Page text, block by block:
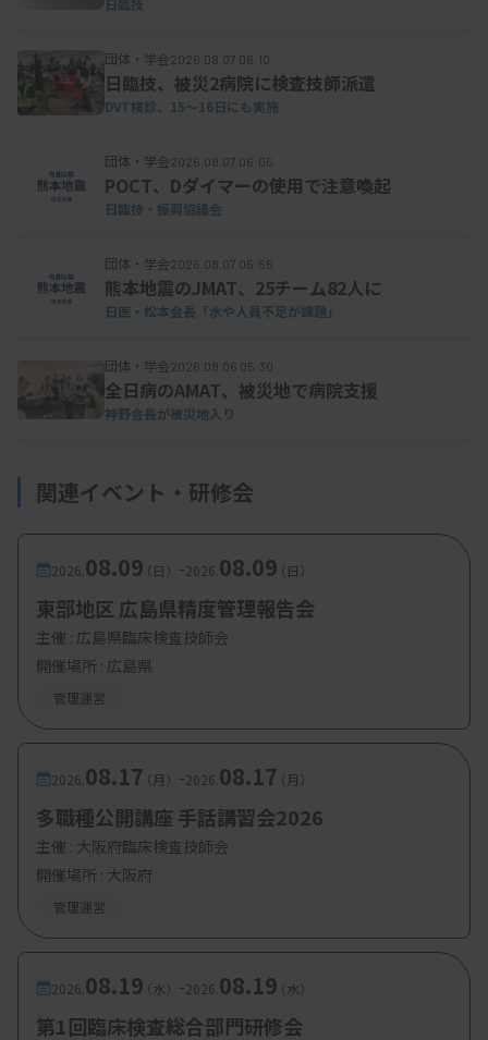
夜勤帯の実働時間も日勤業務と変わらない程度
とんど休息できる程度（1時間程度）から選んでも
らう。他の検査技師にヘルプ（電話対応や出勤を伴
フト表のどのくらい先まで作成し周知しているか、
時間外の当番勤務の免除者ルールの有無なども聞き
過勤務時間が多い人（月45時間以上）がいるかどう
かや、超過勤務時間の量に偏り、サービス残業をし
ついて、自施設で工夫している事例があれば記載す
るよう求める。
調査結果は6月にも予定する業務研修会で報告す
る。得られた現場の実態や、各施設の取り組みを共
有しながら、会員施設での職場環境の改善や検査技
師の働き方改革につなげたい考えだ。
日臨技
団体・学会2026.08.07 06:10
日臨技、被災2病院に検査技師派遣
DVT検診、15～16日にも実施
団体・学会2026.08.07 06:05
POCT、Dダイマーの使用で注意喚起
日臨技・振興協議会
団体・学会2026.08.07 05:55
熊本地震のJMAT、25チーム82人に
日医・松本会長「水や人員不足が課題」
団体・学会2026.08.06 05:30
全日病のAMAT、被災地で病院支援
神野会長が被災地入り
関連イベント・研修会
2026. 08.09（日） -2026. 08.09（日）
東部地区 広島県精度管理報告会
主催 : 広島県臨床検査技師会
開催場所 : 広島県
管理運営
2026. 08.17（月） -2026. 08.17（月）
多職種公開講座 手話講習会2026
主催 : 大阪府臨床検査技師会
開催場所 : 大阪府
管理運営
2026. 08.19（水） -2026. 08.19（水）
第1回臨床検査総合部門研修会